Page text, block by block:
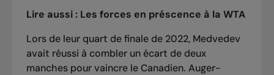
Lire aussi : Les forces en préscence à la WTA
Lors de leur quart de finale de 2022, Medvedev
avait réussi à combler un écart de deux
manches pour vaincre le Canadien. Auger-